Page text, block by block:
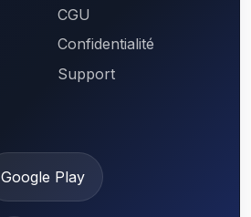
CGU
Confidentialité
Support
Google Play